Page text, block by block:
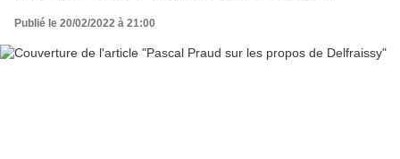
Publié le 20/02/2022 à 21:00